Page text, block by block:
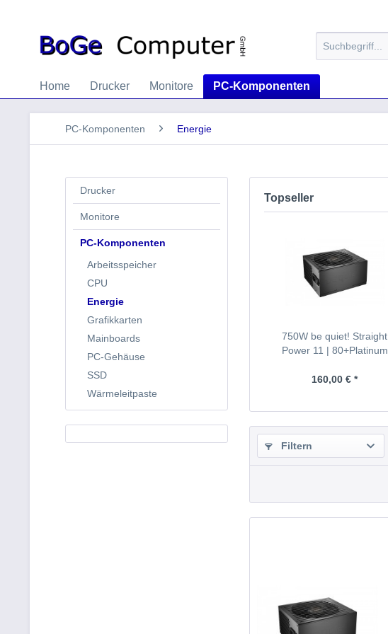
Home Drucker Monitore PC-Komponenten
PC-Komponenten Energie
Drucker
Monitore
PC-Komponenten
Arbeitsspeicher
CPU
Energie
Grafikkarten
Mainboards
PC-Gehäuse
SSD
Wärmeleitpaste
Topseller
750W be quiet! Straight
Power 11 | 80+Platinum
160,00 € *
Filtern